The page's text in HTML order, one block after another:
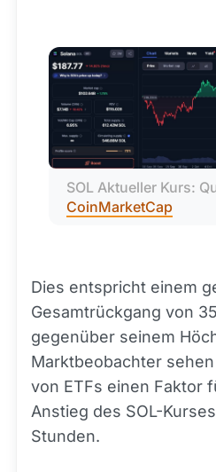
CoinMarketCap
Dies entspricht einem
Gesamtrückgang von
gegenüber seinem
Marktbeobachter
von ETFs einen Faktor
Anstieg des SOL-
Stunden.